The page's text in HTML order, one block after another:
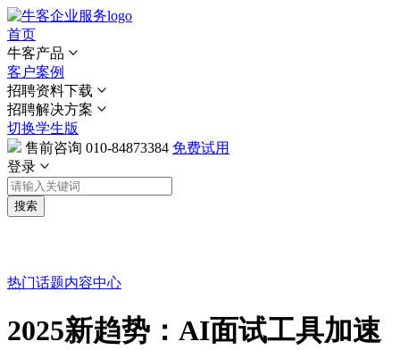
首页
牛客产品
客户案例
招聘资料下载
招聘解决方案
切换学生版
售前咨询 010-84873384 免费试用
登录
搜索
热门话题内容中心
2025新趋势：AI面试工具加速